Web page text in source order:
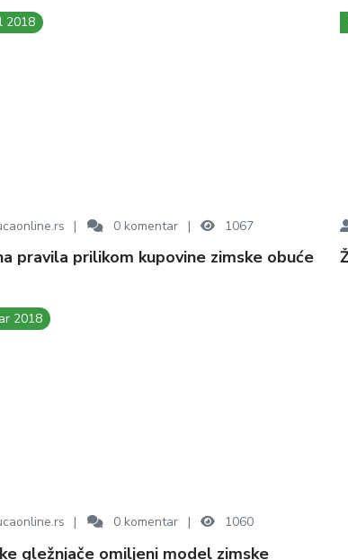
0 komentar 1067
2018
pravila prilikom kupovine zimske obuće
0 komentar 1060
2018